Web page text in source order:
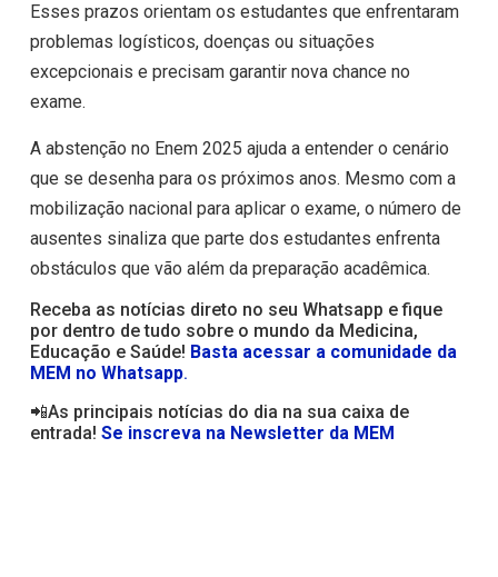
Esses prazos orientam os estudantes que enfrentaram
problemas logísticos, doenças ou situações
excepcionais e precisam garantir nova chance no
exame.
A abstenção no Enem 2025 ajuda a entender o cenário
que se desenha para os próximos anos. Mesmo com a
mobilização nacional para aplicar o exame, o número de
ausentes sinaliza que parte dos estudantes enfrenta
obstáculos que vão além da preparação acadêmica.
Receba as notícias direto no seu Whatsapp e fique
por dentro de tudo sobre o mundo da Medicina,
Educação e Saúde! Basta acessar a comunidade da
MEM no Whatsapp.
📲As principais notícias do dia na sua caixa de
entrada! Se inscreva na Newsletter da MEM